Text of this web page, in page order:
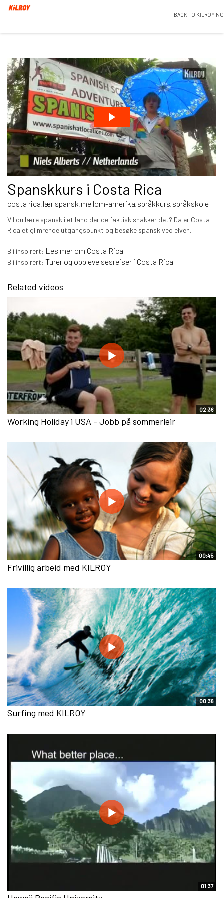
BACK TO KILROY.NO
Spanskkurs i Costa Rica
costa rica, lær spansk, mellom-amerika, språkkurs, språkskole
Vil du lære spansk i et land der de faktisk snakker det? Da er Costa
Rica et glimrende utgangspunkt og besøke spansk ved elven.
Bli inspirert: L es mer om Costa Rica
Bli inspirert: Turer og opplevelsesreiser i Costa Rica
Related videos
02:36
Working Holiday i USA - Jobb på sommerleir
00:45
Frivillig arbeid med KILROY
00:36
Surfing med KILROY
01:37